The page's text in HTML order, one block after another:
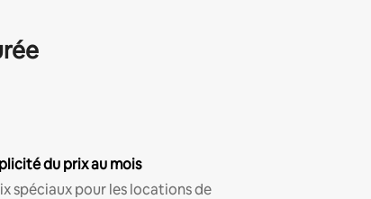
du prix au mois
spéciaux pour les locations de